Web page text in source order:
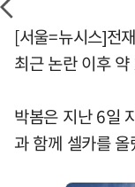
[서울=뉴시스]전
최근 논란 이후
박봄은 지난 6일
과 함께 셀카를 올